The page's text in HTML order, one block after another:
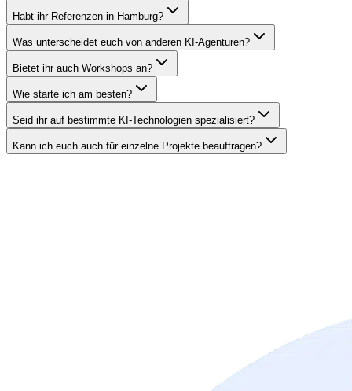
Habt ihr Referenzen in Hamburg?
Was unterscheidet euch von anderen KI-Agenturen?
Bietet ihr auch Workshops an?
Wie starte ich am besten?
Seid ihr auf bestimmte KI-Technologien spezialisiert?
Kann ich euch auch für einzelne Projekte beauftragen?